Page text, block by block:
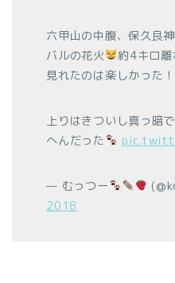
六甲山の中腹、保久良
バルの花火
約4キロ離
見れたのは楽しかった！
上りはきついし真っ暗
へんだった
— むっつー
2018